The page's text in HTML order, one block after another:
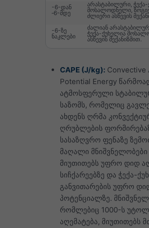
-6-დან
‑6-მდე
არასტაბილური,
მოსალოდნელი,
ძლიერი ასწევის
-6-ზე
ნაკლები
ძალიან
ჭექა-ქუხელია
ასწევის მექანიზმით.
CAPE (J/kg): Convective
Potential Energy
ატმოსფერული
საზომს, რომელიც
ახდენს ღრმა
ღრუბლების
სასაზღვრო ფენაზე
მაღალი მნიშვნელობები
მიუთითებს უფრო დიდ
სიჩქარეებზე და ჭექა-
განვითარების უფრო
პოტენციალზე.
რომლებიც 1000-ს
აღემატება, მიუთითებს